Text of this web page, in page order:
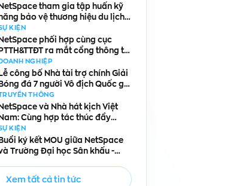
tham gia tập huấn kỹ
bảo vệ thương hiệu du lịch
Nẵng
KIỆN
phối hợp cùng cục
ra mắt cổng thông tin
dữ liệu KOLs
NGHIỆP
công bố Nhà tài trợ chính Giải
đá 7 người Vô địch Quốc gia
Cup 2026
THÔNG
và Nhà hát kịch Việt
Cùng hợp tác thúc đẩy
đổi số văn hóa
KIỆN
ký kết MOU giữa NetSpace
Trường Đại học Sân khấu -
Xem tất cả tin tức